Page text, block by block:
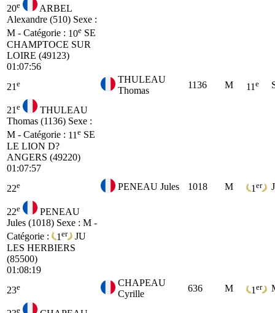
20e
ARBEL
Alexandre (510) Sexe :
M - Catégorie : 10e SE
CHAMPTOCE SUR
LOIRE (49123)
01:07:56
21 e
THULEAU
Thomas
1136 M 11 e
21 e
THULEAU
Thomas (1136) Sexe :
M - Catégorie : 11 e SE
LE LION D?
ANGERS (49220)
01:07:57
22e PENEAU Jules 1018 M 1 er
22e
PENEAU
Jules (1018) Sexe : M -
Catégorie :
1 er
JU
LES HERBIERS
(85500)
01:08:19
23e
CHAPEAU
Cyrille
636 M 1 er
e